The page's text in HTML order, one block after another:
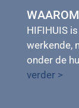
HIFIHUIS
werkende,
onder de
verder >